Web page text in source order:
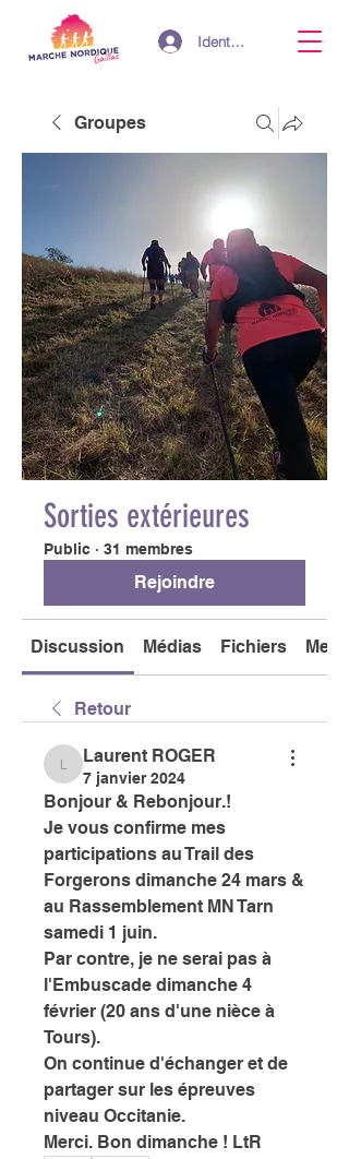
Identifiant
Groupes
Sorties extérieures
Public · 31 membres
Rejoindre
Discussion Médias Fichiers
Retour
Laurent ROGER
Laurent ROGER
7 janvier 2024
Bonjour & Rebonjour.!
Je vous confirme mes
participations au Trail des
Forgerons dimanche 24 mars &
au Rassemblement MN Tarn
samedi 1 juin.
Par contre, je ne serai pas à
l'Embuscade dimanche 4
février (20 ans d'une nièce à
Tours).
On continue d'échanger et de
partager sur les épreuves
niveau Occitanie.
Merci. Bon dimanche ! LtR